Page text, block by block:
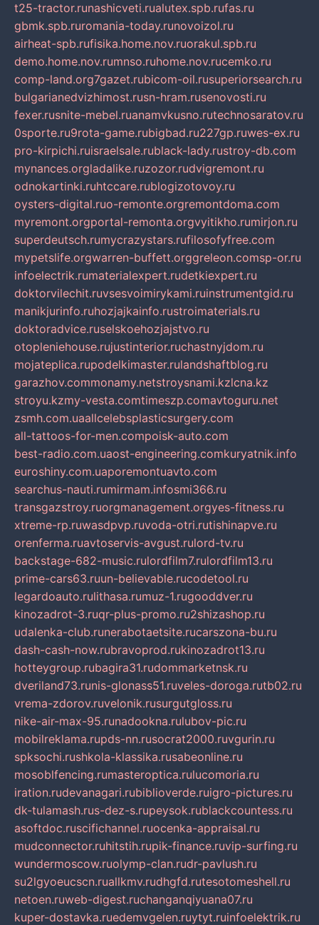
t25-tractor.runashicveti.rualutex.spb.rufas.ru
gbmk.spb.ruromania-today.runovoizol.ru
airheat-spb.rufisika.home.nov.ruorakul.spb.ru
demo.home.nov.rumnso.ruhome.nov.rucemko.ru
comp-land.org7gazet.rubicom-oil.rusuperiorsearch.ru
bulgarianedvizhimost.rusn-hram.rusenovosti.ru
fexer.rusnite-mebel.ruanamvkusno.rutechnosaratov.ru
0sporte.ru9rota-game.rubigbad.ru227gp.ruwes-ex.ru
pro-kirpichi.ruisraelsale.rublack-lady.rustroy-db.com
mynances.orgladalike.ruzozor.rudvigremont.ru
odnokartinki.ruhtccare.rublogizotovoy.ru
oysters-digital.ruo-remonte.orgremontdoma.com
myremont.orgportal-remonta.orgvyitikho.rumirjon.ru
superdeutsch.rumycrazystars.rufilosofyfree.com
mypetslife.orgwarren-buffett.orggreleon.comsp-or.ru
infoelectrik.rumaterialexpert.rudetkiexpert.ru
doktorvilechit.ruvsesvoimirykami.ruinstrumentgid.ru
manikjurinfo.ruhozjajkainfo.rustroimaterials.ru
doktoradvice.ruselskoehozjajstvo.ru
otopleniehouse.rujustinterior.ruchastnyjdom.ru
mojateplica.rupodelkimaster.rulandshaftblog.ru
garazhov.commonamy.netstroysnami.kzlcna.kz
stroyu.kzmy-vesta.comtimeszp.comavtoguru.net
zsmh.com.uaallcelebsplasticsurgery.com
all-tattoos-for-men.compoisk-auto.com
best-radio.com.uaost-engineering.comkuryatnik.info
euroshiny.com.uaporemontuavto.com
searchus-nauti.rumirmam.infosmi366.ru
transgazstroy.ruorgmanagement.orgyes-fitness.ru
xtreme-rp.ruwasdpvp.ruvoda-otri.rutishinapve.ru
orenferma.ruavtoservis-avgust.rulord-tv.ru
backstage-682-music.rulordfilm7.rulordfilm13.ru
prime-cars63.ruun-believable.rucodetool.ru
legardoauto.rulithasa.rumuz-1.rugooddver.ru
kinozadrot-3.ruqr-plus-promo.ru2shizashop.ru
udalenka-club.runerabotaetsite.rucarszona-bu.ru
dash-cash-now.rubravoprod.rukinozadrot13.ru
hotteygroup.rubagira31.rudommarketnsk.ru
dveriland73.runis-glonass51.ruveles-doroga.rutb02.ru
vrema-zdorov.ruvelonik.rusurgutgloss.ru
nike-air-max-95.runadookna.rulubov-pic.ru
mobilreklama.rupds-nn.rusocrat2000.ruvgurin.ru
spksochi.rushkola-klassika.rusabeonline.ru
mosoblfencing.rumasteroptica.rulucomoria.ru
iration.rudevanagari.rubiblioverde.ruigro-pictures.ru
dk-tulamash.rus-dez-s.rupeysok.rublackcountess.ru
asoftdoc.ruscifichannel.ruocenka-appraisal.ru
mudconnector.ruhitstih.rupik-finance.ruvip-surfing.ru
wundermoscow.ruolymp-clan.rudr-pavlush.ru
su2lgyoeucscn.ruallkmv.rudhgfd.rutesotomeshell.ru
netoen.ruweb-digest.ruchanganqiyuana07.ru
kuper-dostavka.ruedemvgelen.ruytyt.ruinfoelektrik.ru